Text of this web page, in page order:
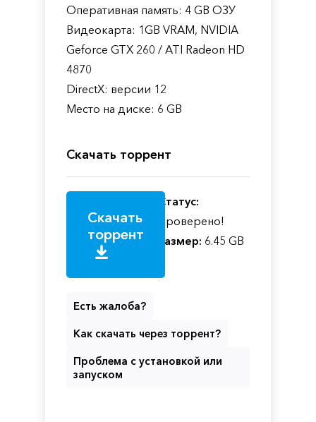
Оперативная память: 4 GB ОЗУ
Видеокарта: 1GB VRAM, NVIDIA
Geforce GTX 260 / ATI Radeon HD
4870
DirectX: версии 12
Место на диске: 6 GB
Скачать торрент
Скачать
торрент
Статус:
Проверено!
Размер: 6.45 GB
Есть жалоба?
Как скачать через торрент?
Проблема с установкой или
запуском